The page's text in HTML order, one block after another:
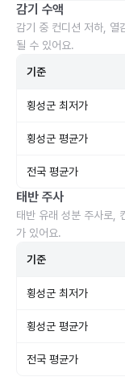
감기 수액
감기 중 컨디션 저하, 열
될 수 있어요.
기준
횡성군 최저가
횡성군 평균가
전국 평균가
태반 주사
태반 유래 성분 주사로,
가 있어요.
기준
횡성군 최저가
횡성군 평균가
전국 평균가